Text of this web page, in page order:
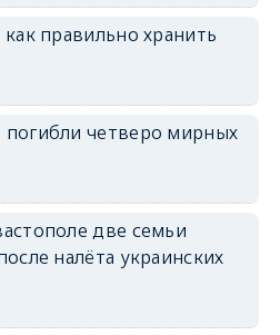
erid: 2SDnjdPjgYS
правильно хранить
четверо мирных
две семьи
налёта украинских